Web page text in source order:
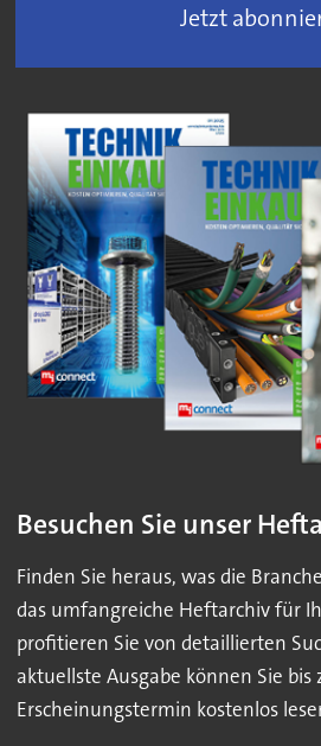
Jetzt
Besuchen Sie unser
Finden Sie heraus, was die
das umfangreiche Heftarchiv für
profitieren Sie von detaillierten
aktuellste Ausgabe können Sie bis
Erscheinungstermin kostenlos